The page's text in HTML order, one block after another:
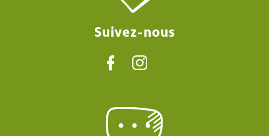
Suivez-nous